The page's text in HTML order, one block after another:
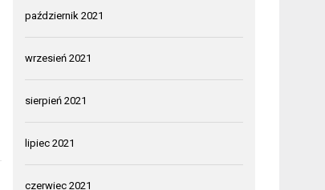
październik 2021
wrzesień 2021
sierpień 2021
lipiec 2021
czerwiec 2021